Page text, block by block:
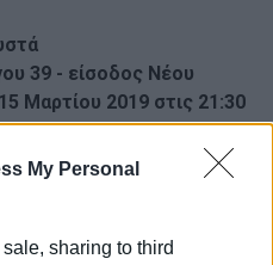
My Personal
sharing to third
39 - είσοδος Νέου
Μαρτίου 2019 στις 21:30